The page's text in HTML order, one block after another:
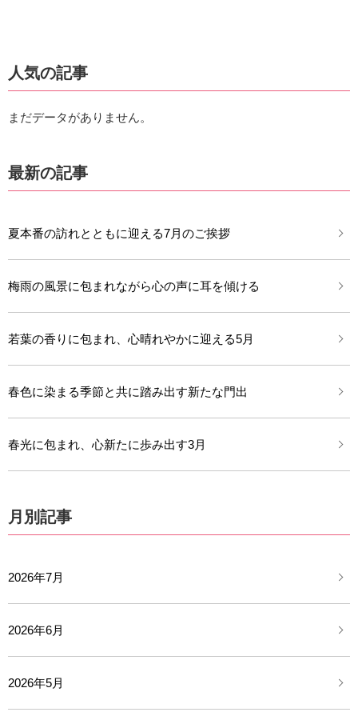
人気の記事
まだデータがありません。
最新の記事
夏本番の訪れとともに迎える7月のご挨拶
梅雨の風景に包まれながら心の声に耳を傾ける
若葉の香りに包まれ、心晴れやかに迎える5月
春色に染まる季節と共に踏み出す新たな門出
春光に包まれ、心新たに歩み出す3月
月別記事
2026年7月
2026年6月
2026年5月